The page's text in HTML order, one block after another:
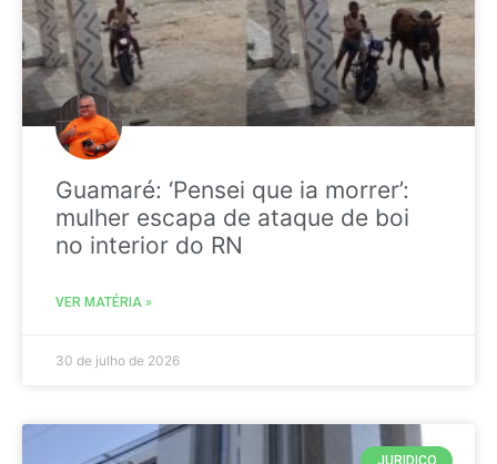
Guamaré: ‘Pensei que ia morrer’:
mulher escapa de ataque de boi
no interior do RN
VER MATÉRIA »
30 de julho de 2026
JURIDICO